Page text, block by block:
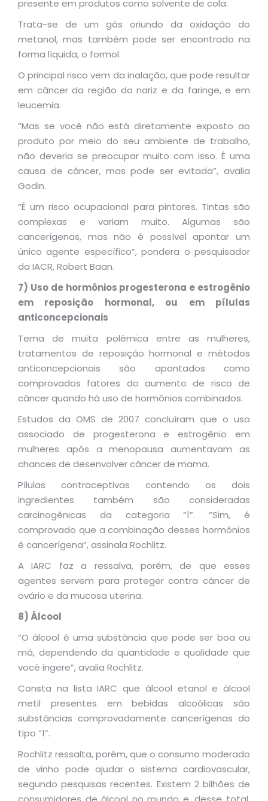
presente em produtos como solvente de cola.
Trata-se de um gás oriundo da oxidação do
metanol, mas também pode ser encontrado na
forma líquida, o formol.
O principal risco vem da inalação, que pode resultar
em câncer da região do nariz e da faringe, e em
leucemia.
“Mas se você não está diretamente exposto ao
produto por meio do seu ambiente de trabalho,
não deveria se preocupar muito com isso. É uma
causa de câncer, mas pode ser evitada”, avalia
Godin.
“É um risco ocupacional para pintores. Tintas são
complexas e variam muito. Algumas são
cancerígenas, mas não é possível apontar um
único agente específico”, pondera o pesquisador
da IACR, Robert Baan.
7) Uso de hormônios progesterona e estrogênio
em reposição hormonal, ou em pílulas
anticoncepcionais
Tema de muita polêmica entre as mulheres,
tratamentos de reposição hormonal e métodos
anticoncepcionais são apontados como
comprovados fatores do aumento de risco de
câncer quando há uso de hormônios combinados.
Estudos da OMS de 2007 concluíram que o uso
associado de progesterona e estrogênio em
mulheres após a menopausa aumentavam as
chances de desenvolver câncer de mama.
Pílulas contraceptivas contendo os dois
ingredientes também são consideradas
carcinogênicas da categoria “1”. “Sim, é
comprovado que a combinação desses hormônios
é cancerígena”, assinala Rochlitz.
A IARC faz a ressalva, porém, de que esses
agentes servem para proteger contra câncer de
ovário e da mucosa uterina.
8) Álcool
“O álcool é uma substância que pode ser boa ou
má, dependendo da quantidade e qualidade que
você ingere”, avalia Rochlitz.
Consta na lista IARC que álcool etanol e álcool
metil presentes em bebidas alcoólicas são
substâncias comprovadamente cancerígenas do
tipo “1”.
Rochlitz ressalta, porém, que o consumo moderado
de vinho pode ajudar o sistema cardiovascular,
segundo pesquisas recentes. Existem 2 bilhões de